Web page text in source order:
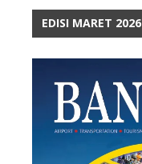
EDISI MARET 2026